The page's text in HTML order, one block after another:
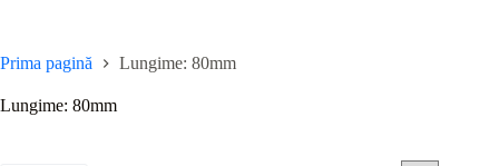
Prima pagină Lungime: 80mm
Lungime: 80mm